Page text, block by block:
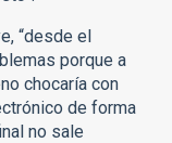
“desde el
porque a
chocaría con
de forma
no sale